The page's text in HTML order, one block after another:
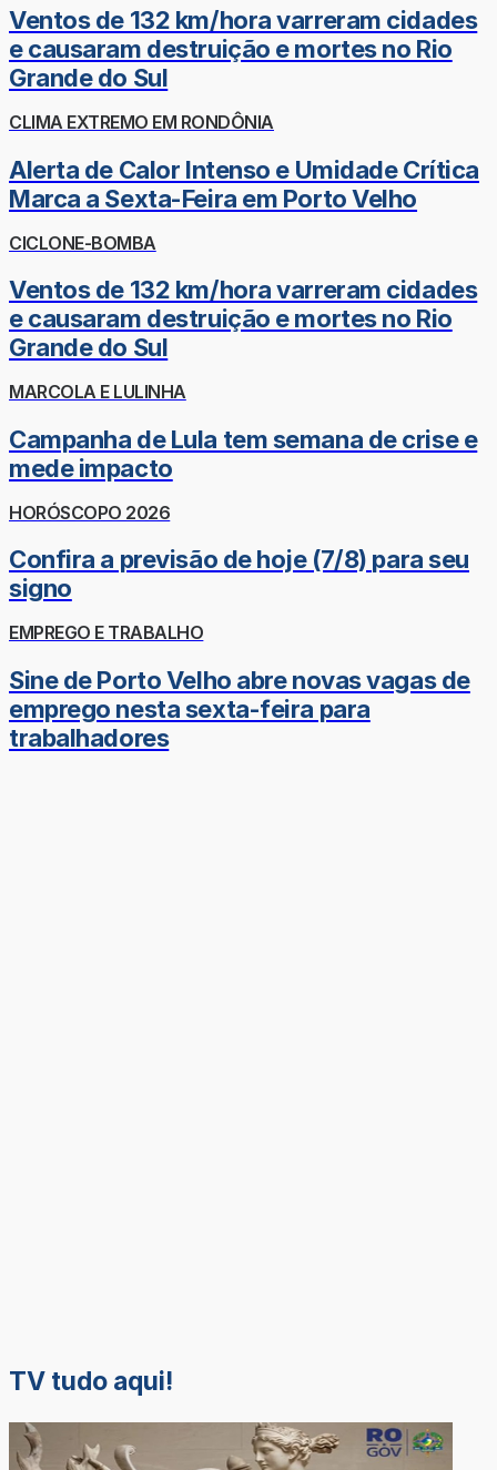
Ventos de 132 km/hora varreram cidades
e causaram destruição e mortes no Rio
Grande do Sul
CLIMA EXTREMO EM RONDÔNIA
Alerta de Calor Intenso e Umidade Crítica
Marca a Sexta-Feira em Porto Velho
CICLONE-BOMBA
Ventos de 132 km/hora varreram cidades
e causaram destruição e mortes no Rio
Grande do Sul
MARCOLA E LULINHA
Campanha de Lula tem semana de crise e
mede impacto
HORÓSCOPO 2026
Confira a previsão de hoje (7/8) para seu
signo
EMPREGO E TRABALHO
Sine de Porto Velho abre novas vagas de
emprego nesta sexta-feira para
trabalhadores
TV tudo aqui!